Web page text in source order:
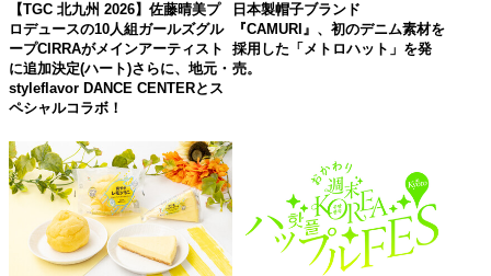
【TGC 北九州 2026】佐藤晴美プ
ロデュースの10人組ガールズグル
ープCIRRAがメインアーティスト
に追加決定(ハート)さらに、地元・
styleflavor DANCE CENTERとス
ペシャルコラボ！
日本製帽子ブランド
『CAMURI』、初のデニム素材を
採用した「メトロハット」を発
売。